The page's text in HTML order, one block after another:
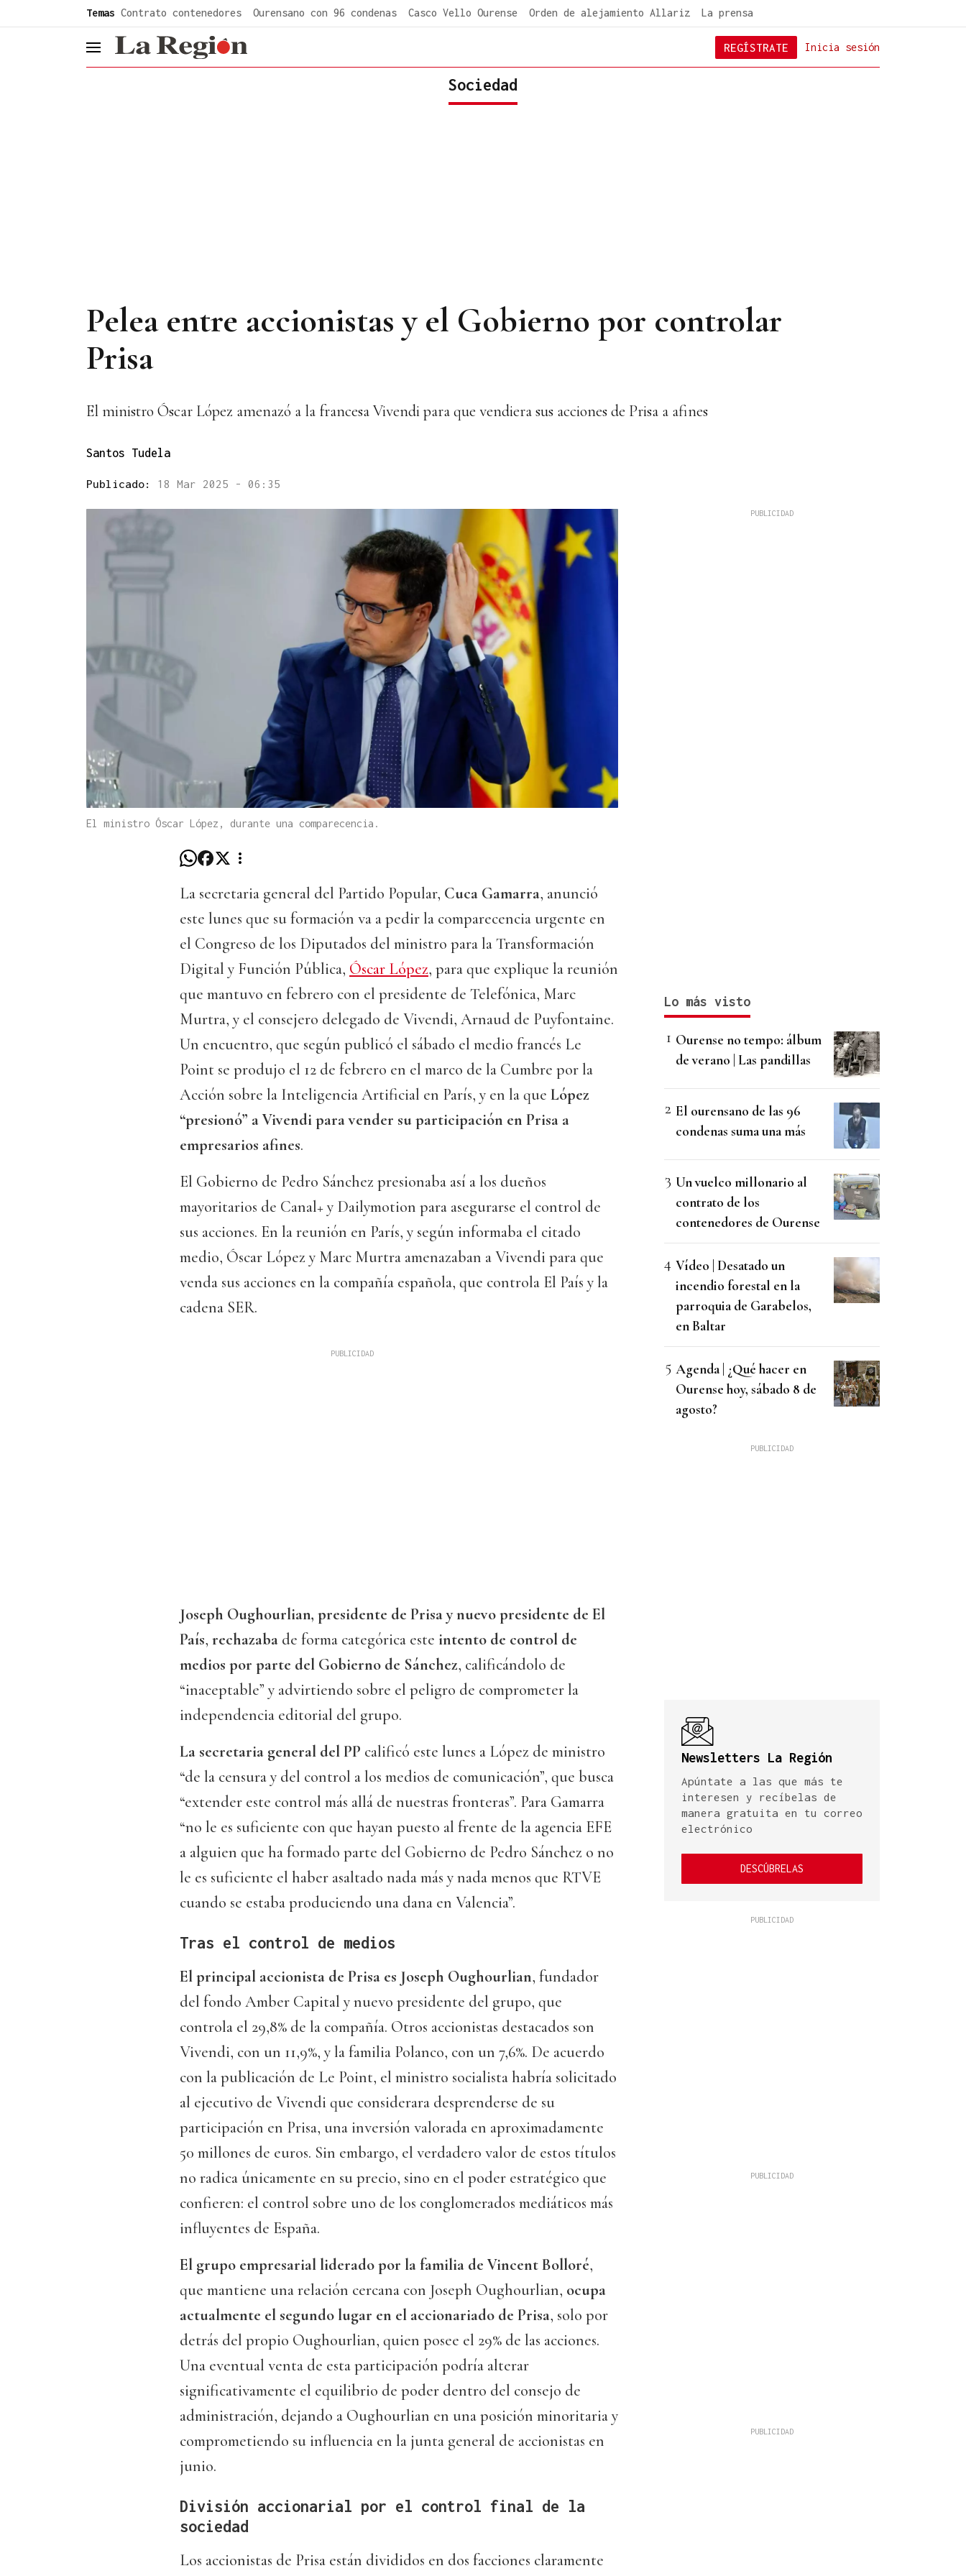
Temas Contrato contenedores Ourensano con 96 condenas Casco Vello Ourense Orden de alejamiento Allariz La prensa
header.menu.open Inicia sesión
REGÍSTRATE
Sociedad
Pelea entre accionistas y el Gobierno por controlar
Prisa
El ministro Óscar López amenazó a la francesa Vivendi para que vendiera sus acciones de Prisa a afines
Santos Tudela
Publicado: 18 Mar 2025 - 06:35
El ministro Óscar López, durante una comparecencia.
La secretaria general del Partido Popular, Cuca Gamarra, anunció
este lunes que su formación va a pedir la comparecencia urgente en
el Congreso de los Diputados del ministro para la Transformación
Digital y Función Pública, Óscar López, para que explique la reunión
que mantuvo en febrero con el presidente de Telefónica, Marc
Murtra, y el consejero delegado de Vivendi, Arnaud de Puyfontaine.
Un encuentro, que según publicó el sábado el medio francés Le
Point se produjo el 12 de febrero en el marco de la Cumbre por la
Acción sobre la Inteligencia Artificial en París, y en la que López
“presionó” a Vivendi para vender su participación en Prisa a
empresarios afines.
El Gobierno de Pedro Sánchez presionaba así a los dueños
mayoritarios de Canal+ y Dailymotion para asegurarse el control de
sus acciones. En la reunión en París, y según informaba el citado
medio, Óscar López y Marc Murtra amenazaban a Vivendi para que
venda sus acciones en la compañía española, que controla El País y la
cadena SER.
Joseph Oughourlian, presidente de Prisa y nuevo presidente de El
País, rechazaba de forma categórica este intento de control de
medios por parte del Gobierno de Sánchez, calificándolo de
“inaceptable” y advirtiendo sobre el peligro de comprometer la
independencia editorial del grupo.
La secretaria general del PP calificó este lunes a López de ministro
“de la censura y del control a los medios de comunicación”, que busca
“extender este control más allá de nuestras fronteras”. Para Gamarra
“no le es suficiente con que hayan puesto al frente de la agencia EFE
a alguien que ha formado parte del Gobierno de Pedro Sánchez o no
le es suficiente el haber asaltado nada más y nada menos que RTVE
cuando se estaba produciendo una dana en Valencia”.
Tras el control de medios
El principal accionista de Prisa es Joseph Oughourlian, fundador
del fondo Amber Capital y nuevo presidente del grupo, que
controla el 29,8% de la compañía. Otros accionistas destacados son
Vivendi, con un 11,9%, y la familia Polanco, con un 7,6%. De acuerdo
con la publicación de Le Point, el ministro socialista habría solicitado
al ejecutivo de Vivendi que considerara desprenderse de su
participación en Prisa, una inversión valorada en aproximadamente
50 millones de euros. Sin embargo, el verdadero valor de estos títulos
no radica únicamente en su precio, sino en el poder estratégico que
confieren: el control sobre uno de los conglomerados mediáticos más
influyentes de España.
El grupo empresarial liderado por la familia de Vincent Bolloré,
que mantiene una relación cercana con Joseph Oughourlian, ocupa
actualmente el segundo lugar en el accionariado de Prisa, solo por
detrás del propio Oughourlian, quien posee el 29% de las acciones.
Una eventual venta de esta participación podría alterar
significativamente el equilibrio de poder dentro del consejo de
administración, dejando a Oughourlian en una posición minoritaria y
comprometiendo su influencia en la junta general de accionistas en
junio.
División accionarial por el control final de la
sociedad
Los accionistas de Prisa están divididos en dos facciones claramente
Lo más visto
Ourense no tempo: álbum
de verano | Las pandillas
El ourensano de las 96
condenas suma una más
Un vuelco millonario al
contrato de los
contenedores de Ourense
Vídeo | Desatado un
incendio forestal en la
parroquia de Garabelos,
en Baltar
Agenda | ¿Qué hacer en
Ourense hoy, sábado 8 de
agosto?
Newsletters La Región
Apúntate a las que más te
interesen y recíbelas de
manera gratuita en tu correo
electrónico
DESCÚBRELAS